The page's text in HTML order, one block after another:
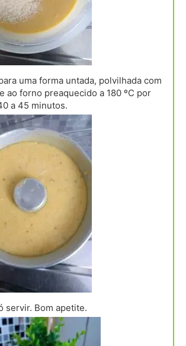
uma forma untada, polvilhada com
ao forno preaquecido a 180 ºC por
a 45 minutos.
servir. Bom apetite.